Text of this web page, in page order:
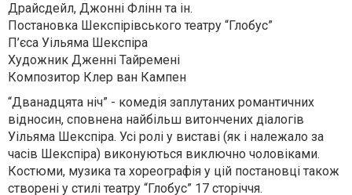
Драйсдейл, Джонні Флінн та ін.
Постановка Шекспірівського театру “Глобус”
П’єса Уільяма Шекспіра
Художник Дженні Тайремені
Композитор Клер ван Кампен
“Дванадцята ніч” - комедія заплутаних романтичних
відносин, сповнена найбільш витончених діалогів
Уільяма Шекспіра. Усі ролі у виставі (як і належало за
часів Шекспіра) виконуються виключно чоловіками.
Костюми, музика та хореографія у цій постановці також
створені у стилі театру “Глобус” 17 сторіччя.